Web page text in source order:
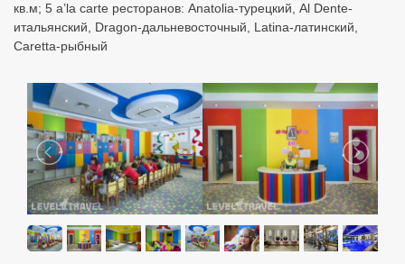
кв.м; 5 a’la carte ресторанов: Anatolia-турецкий, Al Dente-
итальянский, Dragon-дальневосточный, Latina-латинский,
Caretta-рыбный